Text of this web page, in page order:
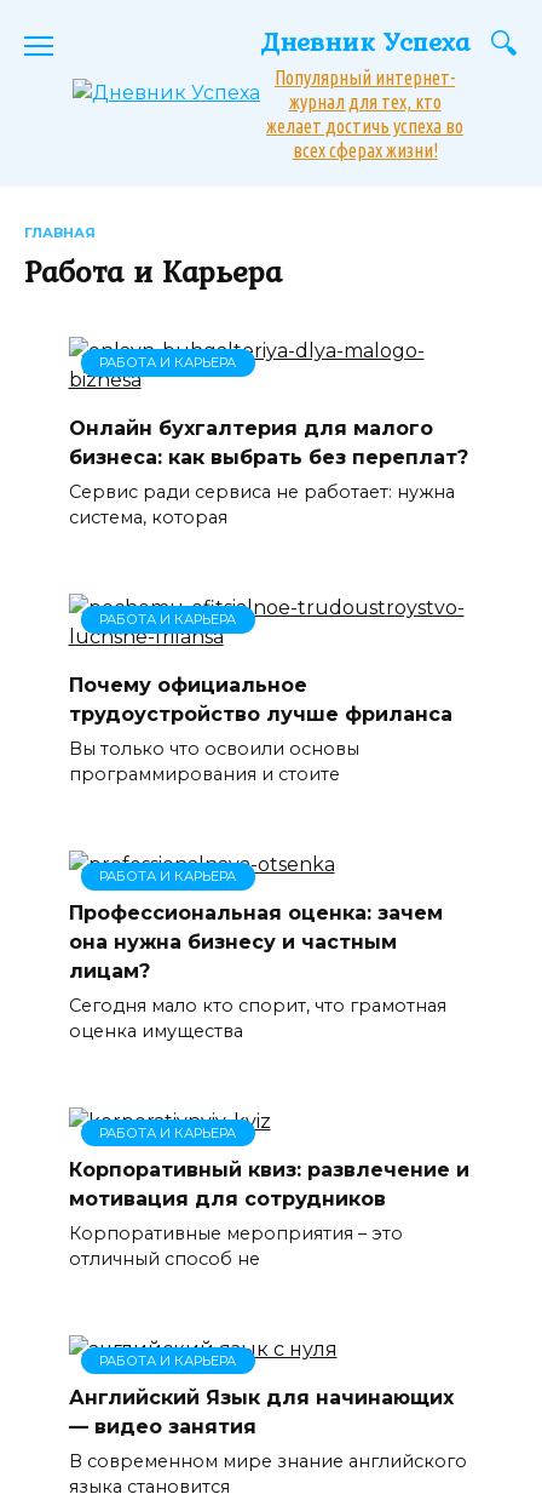
Дневник Успеха
Популярный интернет-
журнал для тех, кто
желает достичь успеха во
всех сферах жизни!
ГЛАВНАЯ
Работа и Карьера
РАБОТА И КАРЬЕРА
Онлайн бухгалтерия для малого
бизнеса: как выбрать без переплат?
Сервис ради сервиса не работает: нужна
система, которая
РАБОТА И КАРЬЕРА
Почему официальное
трудоустройство лучше фриланса
Вы только что освоили основы
программирования и стоите
РАБОТА И КАРЬЕРА
Профессиональная оценка: зачем
она нужна бизнесу и частным
лицам?
Сегодня мало кто спорит, что грамотная
оценка имущества
РАБОТА И КАРЬЕРА
Корпоративный квиз: развлечение и
мотивация для сотрудников
Корпоративные мероприятия – это
отличный способ не
РАБОТА И КАРЬЕРА
Английский Язык для начинающих
— видео занятия
В современном мире знание английского
языка становится